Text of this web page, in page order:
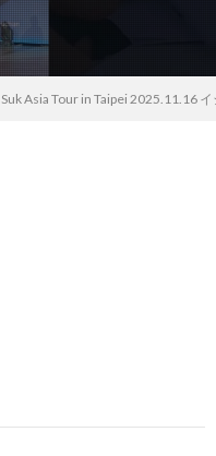
Suk Asia Tour in Taipei 2025.11.16